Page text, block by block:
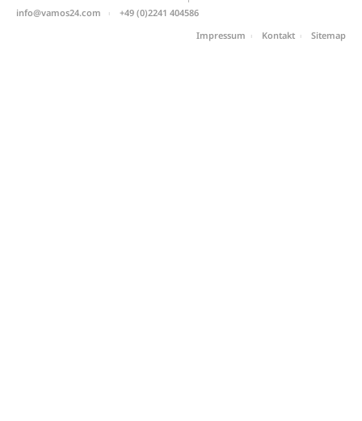
info@vamos24.com
+49 (0)2241 404586
Impressum
Kontakt Sitemap